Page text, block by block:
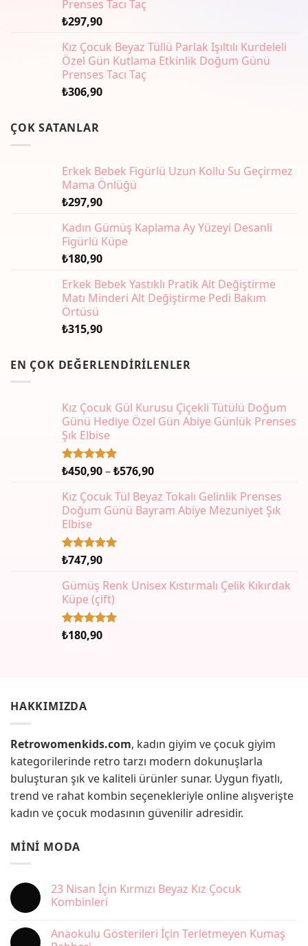
Prenses Tacı Taç
₺297,90
Kız Çocuk Beyaz Tüllü Parlak Işıltılı Kurdeleli
Özel Gün Kutlama Etkinlik Doğum Günü
Prenses Tacı Taç
₺306,90
ÇOK SATANLAR
Erkek Bebek Figürlü Uzun Kollu Su Geçirmez
Mama Önlüğü
₺297,90
Kadın Gümüş Kaplama Ay Yüzeyi Desanli
Figürlü Küpe
₺180,90
Erkek Bebek Yastıklı Pratik Alt Değiştirme
Matı Minderi Alt Değiştirme Pedi Bakım
Örtüsü
₺315,90
EN ÇOK DEĞERLENDIRILENLER
Kız Çocuk Gül Kurusu Çiçekli Tütülü Doğum
Günü Hediye Özel Gün Abiye Günlük Prenses
Şık Elbise
5 üzerinden
aldı
₺450,90–₺576,90Fiyat
₺450,90
-
Kız Çocuk Tül Beyaz Tokalı Gelinlik Prenses
Doğum Günü Bayram Abiye Mezuniyet Şık
Elbise
5 üzerinden
aldı
₺747,90
Gümüş Renk Unisex Kıstırmalı Çelik Kıkırdak
Küpe (çift)
5 üzerinden
₺180,90
HAKKIMIZDA
Retrowomenkids.com, kadın giyim ve çocuk giyim
kategorilerinde retro tarzı modern dokunuşlarla
buluşturan şık ve kaliteli ürünler sunar. Uygun fiyatlı,
trend ve rahat kombin seçenekleriyle online alışverişte
kadın ve çocuk modasının güvenilir adresidir.
MINI MODA
23 Nisan İçin Kırmızı Beyaz Kız Çocuk
Kombinleri
23
Nisan
Anaokulu Gösterileri İçin Terletmeyen Kumaş